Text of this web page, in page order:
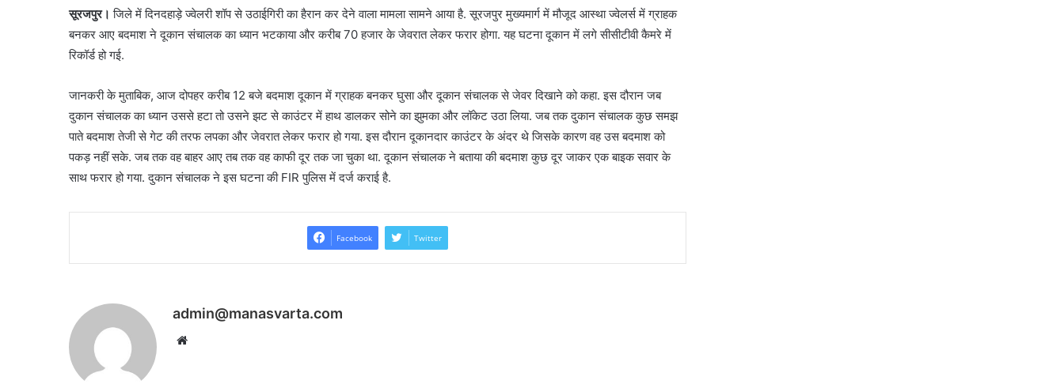
सूरजपुर। जिले में दिनदहाड़े ज्वेलरी शॉप से उठाईगिरी का हैरान कर देने वाला मामला सामने आया है. सूरजपुर मुख्यमार्ग में मौजूद आस्था ज्वेलर्स में ग्राहक
बनकर आए बदमाश ने दूकान संचालक का ध्यान भटकाया और करीब 70 हजार के जेवरात लेकर फरार होगा. यह घटना दूकान में लगे सीसीटीवी कैमरे में
रिकॉर्ड हो गई.
जानकरी के मुताबिक, आज दोपहर करीब 12 बजे बदमाश दूकान में ग्राहक बनकर घुसा और दूकान संचालक से जेवर दिखाने को कहा. इस दौरान जब
दुकान संचालक का ध्यान उससे हटा तो उसने झट से काउंटर में हाथ डालकर सोने का झुमका और लॉकेट उठा लिया. जब तक दुकान संचालक कुछ समझ
पाते बदमाश तेजी से गेट की तरफ लपका और जेवरात लेकर फरार हो गया. इस दौरान दूकानदार काउंटर के अंदर थे जिसके कारण वह उस बदमाश को
पकड़ नहीं सके. जब तक वह बाहर आए तब तक वह काफी दूर तक जा चुका था. दूकान संचालक ने बताया की बदमाश कुछ दूर जाकर एक बाइक सवार के
साथ फरार हो गया. दुकान संचालक ने इस घटना की FIR पुलिस में दर्ज कराई है.
Facebook Twitter
admin@manasvarta.com
Website